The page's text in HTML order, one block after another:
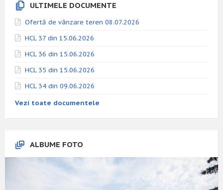
ULTIMELE DOCUMENTE
Ofertă de vânzare teren 08.07.2026
HCL 37 din 15.06.2026
HCL 36 din 15.06.2026
HCL 35 din 15.06.2026
HCL 34 din 09.06.2026
Vezi toate documentele
ALBUME FOTO